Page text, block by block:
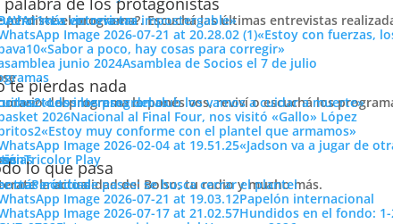
perdiste el programa?. Escuchá las últimas entrevistas
más entrevistas
«La victoria era impostergable»
«Estoy con fuerzas,
«Sabor a poco, hay cosas para corregir»
Asamblea de Socios el 7 de julio
te pierdas nada
del programa lo ponés vos, reviví o escuchá los
todos los programas
«Los intereses del club los vamos a cuidar a muerte»
Nacional al Final Four, nos visitó «Gallo» López
«Estoy muy conforme con el plantel que armamos»
«Jadson va a jugar de
Play
lo que pasa
la actualidad del Bolso, tu radio y mucho más.
más noticias
Período de pases: se busca cerrar el plantel
Papelón internacional
Hundidos en el fondo: 1-
Tricolor tras el fallecimiento de la señora madre de nuestro
acá nuestro más sentido pésame y las fuerzas a Emiliano y
el apoyo que sintió en este duro momento que le toca vivir a